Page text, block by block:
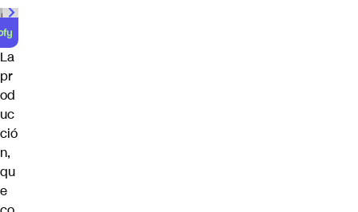
La
pr
od
uc
ció
n,
qu
e